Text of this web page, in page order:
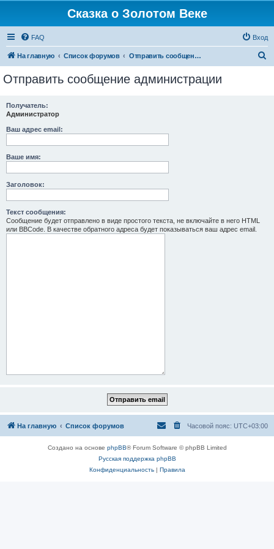
Сказка о Золотом Веке
FAQ Вход
На главную Список форумов Отправить сообщение администрации
Отправить сообщение администрации
Получатель:
Администратор
Ваш адрес email:
Ваше имя:
Заголовок:
Текст сообщения:
Сообщение будет отправлено в виде простого текста, не включайте в него HTML
или BBCode. В качестве обратного адреса будет показываться ваш адрес email.
На главную Список форумов Часовой пояс: UTC+03:00
Создано на основе phpBB® Forum Software © phpBB Limited
Русская поддержка phpBB
Конфиденциальность| Правила